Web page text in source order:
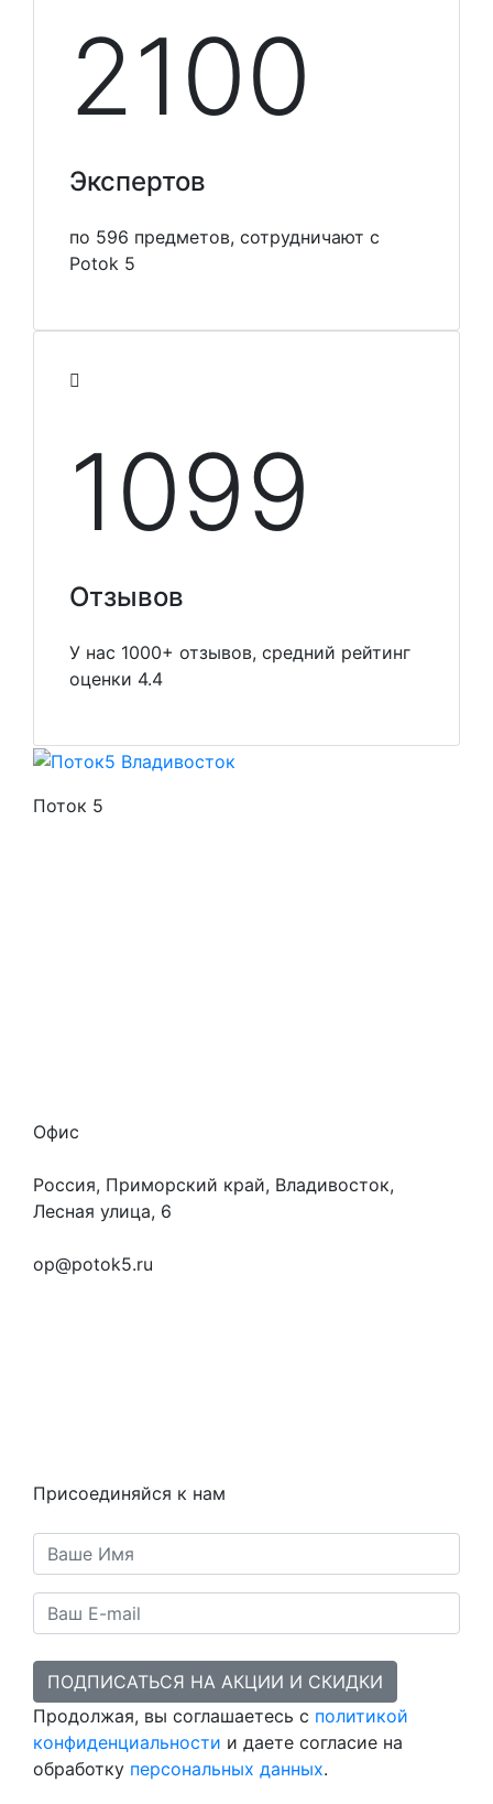
2100
Экспертов
по 596 предметов, сотрудничают с
Potok 5
1099
Отзывов
У нас 1000+ отзывов, средний рейтинг
оценки 4.4
Поток 5
Офис
Россия, Приморский край, Владивосток,
Лесная улица, 6
op@potok5.ru
Присоединяйся к нам
ПОДПИСАТЬСЯ НА АКЦИИ И СКИДКИ
Продолжая, вы соглашаетесь с политикой
конфиденциальности и даете согласие на
обработку персональных данных.